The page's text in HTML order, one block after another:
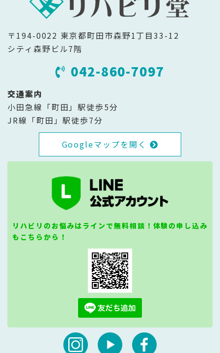
〒194-0022 東京都町田市森野1丁目33-12
シティ森野ビル7階
042-860-7097
交通案内
小田急線「町田」駅徒歩5分
JR線「町田」駅徒歩7分
Googleマップを開く
リハビリのお悩みはラインで無料相談！体験の申し込み
もこちらから！